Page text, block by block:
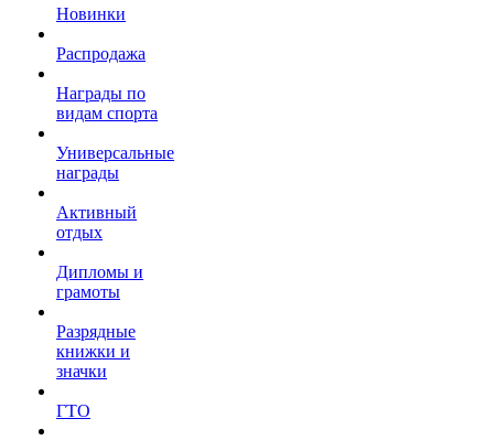
Новинки
Распродажа
Награды по
видам спорта
Универсальные
награды
Активный
отдых
Дипломы и
грамоты
Разрядные
книжки и
значки
ГТО